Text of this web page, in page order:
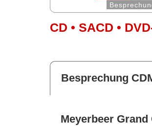
CD • SACD •
Besprechung
Meyerbeer Grand